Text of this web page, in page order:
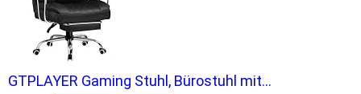
GTPLAYER Gaming Stuhl, Bürostuhl mit...